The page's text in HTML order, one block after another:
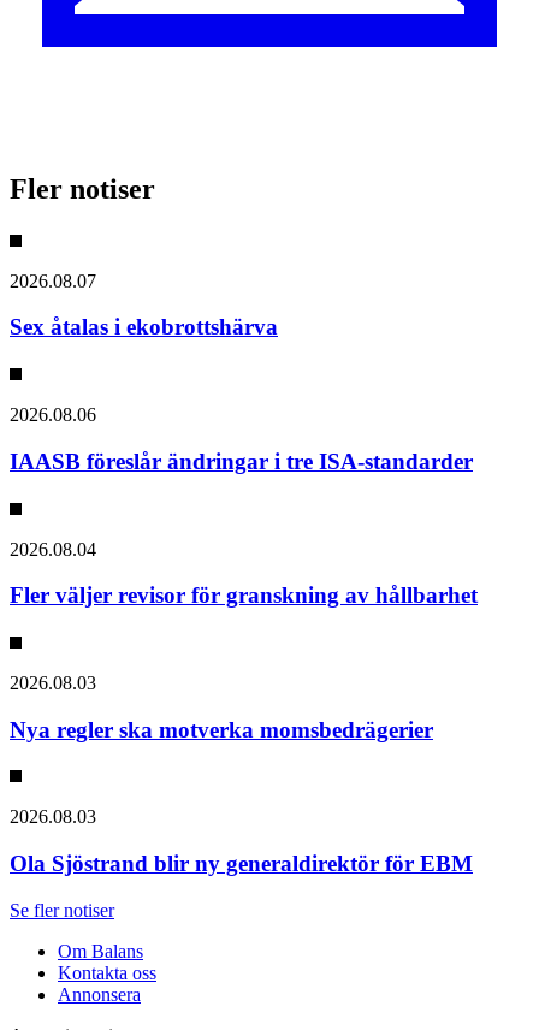
Fler notiser
2026.08.07
Sex åtalas i ekobrottshärva
2026.08.06
IAASB föreslår ändringar i tre ISA-standarder
2026.08.04
Fler väljer revisor för granskning av hållbarhet
2026.08.03
Nya regler ska motverka momsbedrägerier
2026.08.03
Ola Sjöstrand blir ny generaldirektör för EBM
Se fler notiser
Om Balans
Kontakta oss
Annonsera